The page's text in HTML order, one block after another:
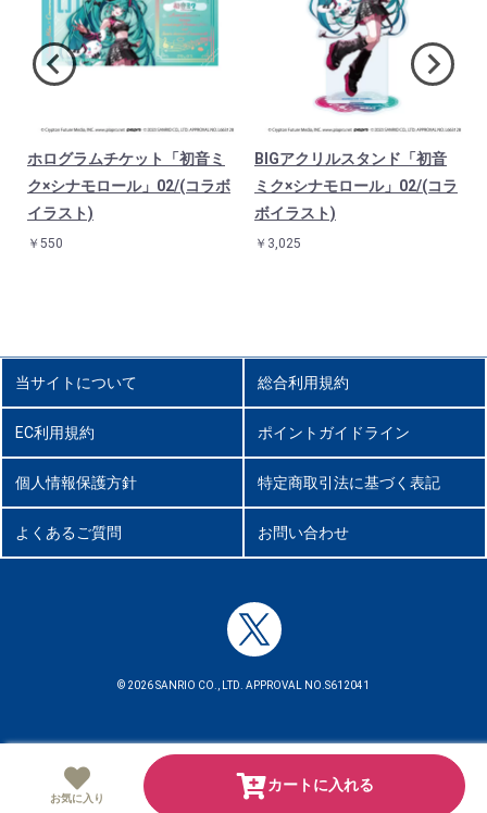
お気に入り
カートに入れる
ホログラムチケット「初音ミ
ク×シナモロール」02/(コラボ
イラスト)
￥550
BIGアクリルスタンド「初音
ミク×シナモロール」02/(コラ
ボイラスト)
￥3,025
当サイトについて 総合利用規約
EC利用規約 ポイントガイドライン
個人情報保護方針 特定商取引法に基づく表記
よくあるご質問 お問い合わせ
© 2026 SANRIO CO., LTD. APPROVAL NO.S612041